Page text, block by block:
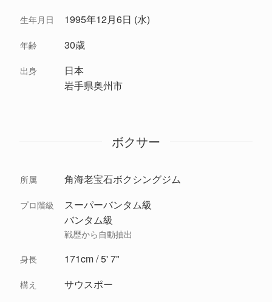
生年月日 1995年12月6日 (水)
年齢 30歳
出身
日本
岩手県奥州市
ボクサー
所属 角海老宝石ボクシングジム
プロ階級
スーパーバンタム級
バンタム級
戦歴から自動抽出
身長 171cm / 5' 7"
構え サウスポー